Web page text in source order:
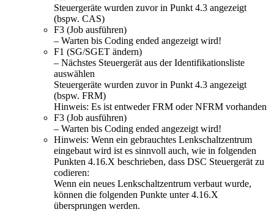
Steuergeräte wurden zuvor in Punkt 4.3 angezeigt
(bspw. CAS)
F3 (Job ausführen)
– Warten bis Coding ended angezeigt wird!
F1 (SG/SGET ändern)
– Nächstes Steuergerät aus der Identifikationsliste
auswählen
Steuergeräte wurden zuvor in Punkt 4.3 angezeigt
(bspw. FRM)
Hinweis: Es ist entweder FRM oder NFRM vorhanden
F3 (Job ausführen)
– Warten bis Coding ended angezeigt wird!
Hinweis: Wenn ein gebrauchtes Lenkschaltzentrum
eingebaut wird ist es sinnvoll auch, wie in folgenden
Punkten 4.16.X beschrieben, dass DSC Steuergerät zu
codieren:
Wenn ein neues Lenkschaltzentrum verbaut wurde,
können die folgenden Punkte unter 4.16.X
übersprungen werden.